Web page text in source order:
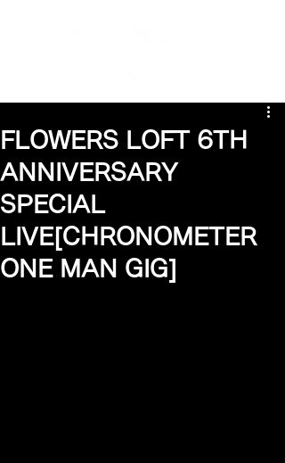
FLOWERS LOFT 6TH
ANNIVERSARY
SPECIAL
LIVE[CHRONOMETER
ONE MAN GIG]